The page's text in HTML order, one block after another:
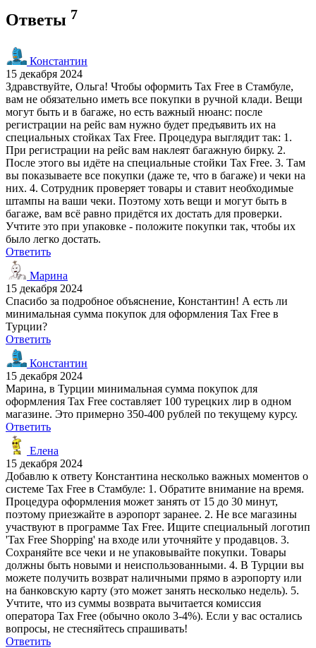
Ответы 7
Константин
15 декабря 2024
Здравствуйте, Ольга! Чтобы оформить Tax Free в Стамбуле,
вам не обязательно иметь все покупки в ручной клади. Вещи
могут быть и в багаже, но есть важный нюанс: после
регистрации на рейс вам нужно будет предъявить их на
специальных стойках Tax Free. Процедура выглядит так: 1.
При регистрации на рейс вам наклеят багажную бирку. 2.
После этого вы идёте на специальные стойки Tax Free. 3. Там
вы показываете все покупки (даже те, что в багаже) и чеки на
них. 4. Сотрудник проверяет товары и ставит необходимые
штампы на ваши чеки. Поэтому хоть вещи и могут быть в
багаже, вам всё равно придётся их достать для проверки.
Учтите это при упаковке - положите покупки так, чтобы их
было легко достать.
Ответить
Марина
15 декабря 2024
Спасибо за подробное объяснение, Константин! А есть ли
минимальная сумма покупок для оформления Tax Free в
Турции?
Ответить
Константин
15 декабря 2024
Марина, в Турции минимальная сумма покупок для
оформления Tax Free составляет 100 турецких лир в одном
магазине. Это примерно 350-400 рублей по текущему курсу.
Ответить
Елена
15 декабря 2024
Добавлю к ответу Константина несколько важных моментов о
системе Tax Free в Стамбуле: 1. Обратите внимание на время.
Процедура оформления может занять от 15 до 30 минут,
поэтому приезжайте в аэропорт заранее. 2. Не все магазины
участвуют в программе Tax Free. Ищите специальный логотип
'Tax Free Shopping' на входе или уточняйте у продавцов. 3.
Сохраняйте все чеки и не упаковывайте покупки. Товары
должны быть новыми и неиспользованными. 4. В Турции вы
можете получить возврат наличными прямо в аэропорту или
на банковскую карту (это может занять несколько недель). 5.
Учтите, что из суммы возврата вычитается комиссия
оператора Tax Free (обычно около 3-4%). Если у вас остались
вопросы, не стесняйтесь спрашивать!
Ответить